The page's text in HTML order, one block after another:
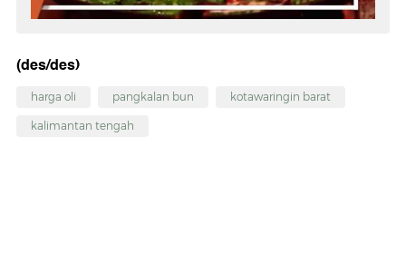
(des/des)
harga oli pangkalan bun kotawaringin barat
kalimantan tengah